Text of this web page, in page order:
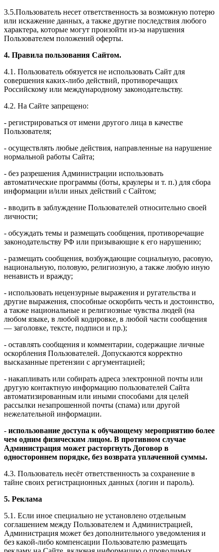
3.5.Пользователь несет ответственность за возможную потерю
или искажение данных, а также другие последствия любого
характера, которые могут произойти из-за нарушения
Пользователем положений оферты.
4. Правила пользования Сайтом.
4.1. Пользователь обязуется не использовать Сайт для
совершения каких-либо действий, противоречащих
Российскому или международному законодательству.
4.2. На Сайте запрещено:
- регистрироваться от имени другого лица в качестве
Пользователя;
- осуществлять любые действия, направленные на нарушение
нормальной работы Сайта;
- без разрешения Администрации использовать
автоматические программы (боты, краулеры и т. п.) для сбора
информации и/или иных действий с Сайтом;
- вводить в заблуждение Пользователей относительно своей
личности;
- обсуждать темы и размещать сообщения, противоречащие
законодательству РФ или призывающие к его нарушению;
- размещать сообщения, возбуждающие социальную, расовую,
национальную, половую, религиозную, а также любую иную
ненависть и вражду;
- использовать нецензурные выражения и ругательства и
другие выражения, способные оскорбить честь и достоинство,
а также национальные и религиозные чувства людей (на
любом языке, в любой кодировке, в любой части сообщения
— заголовке, тексте, подписи и пр.);
- оставлять сообщения и комментарии, содержащие личные
оскорбления Пользователей. Допускаются корректно
высказанные претензии с аргументацией;
- накапливать или собирать адреса электронной почты или
другую контактную информацию пользователей Сайта
автоматизированным или иными способами для целей
рассылки незапрошенной почты (спама) или другой
нежелательной информации.
- использование доступа к обучающему мероприятию более
чем одним физическим лицом. В противном случае
Администрация может расторгнуть Договор в
одностороннем порядке, без возврата уплаченной суммы.
4.3. Пользователь несёт ответственность за сохранение в
тайне своих регистрационных данных (логин и пароль).
5. Реклама
5.1. Если иное специально не установлено отдельным
соглашением между Пользователем и Администрацией,
Администрация может без дополнительного уведомления и
без какой-либо компенсации Пользователю размещать